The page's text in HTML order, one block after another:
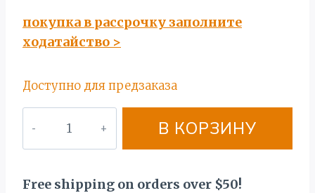
составляла3545,00 €.
покупка в рассрочку заполните
ходатайство >
Доступно для предзаказа
товара
ЦЕПОЧЬКА
В КОРЗИНУ
Free shipping on orders over $50!